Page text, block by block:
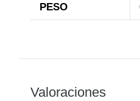
PESO
Valoraciones